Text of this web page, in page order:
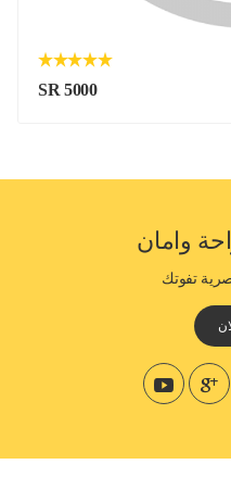
SR 5000
وامان
تفوتك